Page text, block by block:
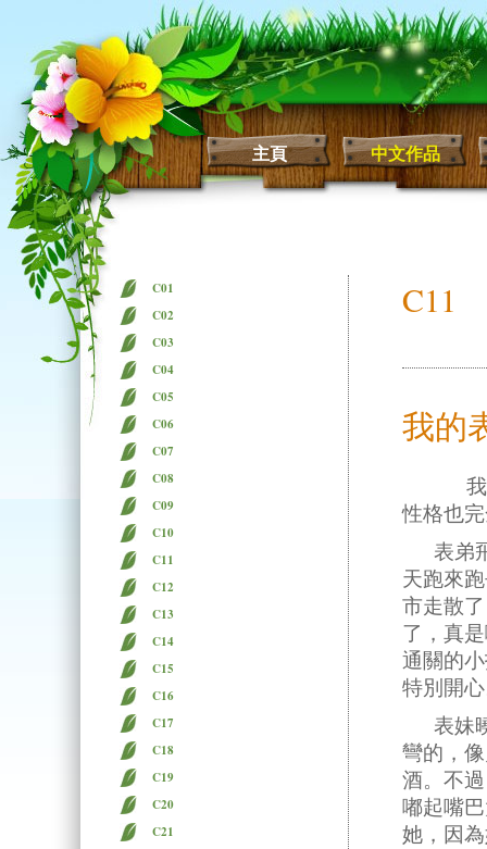
主頁 中文作品
C01
C02
C03
C04
C05
C06
C07
C08
C09
C10
C11
C12
C13
C14
C15
C16
C17
C18
C19
C20
C21
C11
我的
我的
性格也
表弟飛
天跑來
市走散
了，真
通關的
特別開
表妹曉
彎的，
酒。不
嘟起嘴
她，因